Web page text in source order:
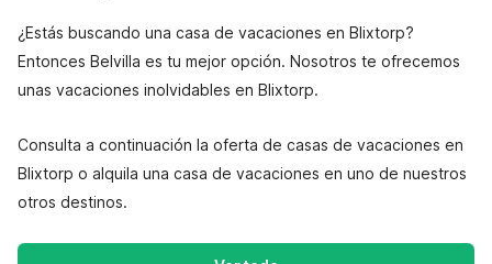
¿Estás buscando una casa de vacaciones en Blixtorp?
Entonces Belvilla es tu mejor opción. Nosotros te ofrecemos
unas vacaciones inolvidables en Blixtorp.
Consulta a continuación la oferta de casas de vacaciones en
Blixtorp o alquila una casa de vacaciones en uno de nuestros
otros destinos.